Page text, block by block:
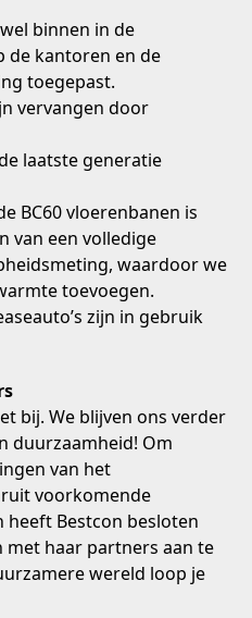
binnen in de
de kantoren en de
toegepast.
vervangen door
laatste generatie
BC60 vloerenbanen is
van een volledige
waardoor we
toevoegen.
zijn in gebruik
bij. We blijven ons verder
duurzaamheid! Om
van het
voorkomende
Bestcon besloten
met haar partners aan te
wereld loop je